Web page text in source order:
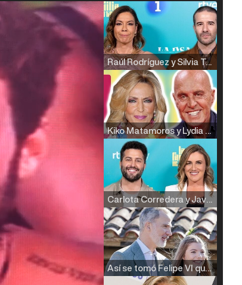
Raúl Rodríguez y Silvia Taulés nos cuentan su papel en 'La familia de la tele'
Kiko Matamoros y Lydia Lozano: "Nuestro público es de todas las edades y RTVE tiene un público muy pegado a las novelas, al que tenemos que captar"
Carlota Corredera y Javier de Hoyos: "La tele tiene que representar al público también y aquí están todos los perfiles posibles&quo;
Así se tomó Felipe VI que la Infanta Sofía no quisiera recibir formación militar